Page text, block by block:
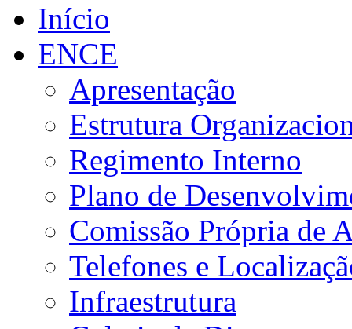
Início
ENCE
Apresentação
Estrutura
Regimento Interno
Plano de
Comissão Própria de
Telefones e
Infraestrutura